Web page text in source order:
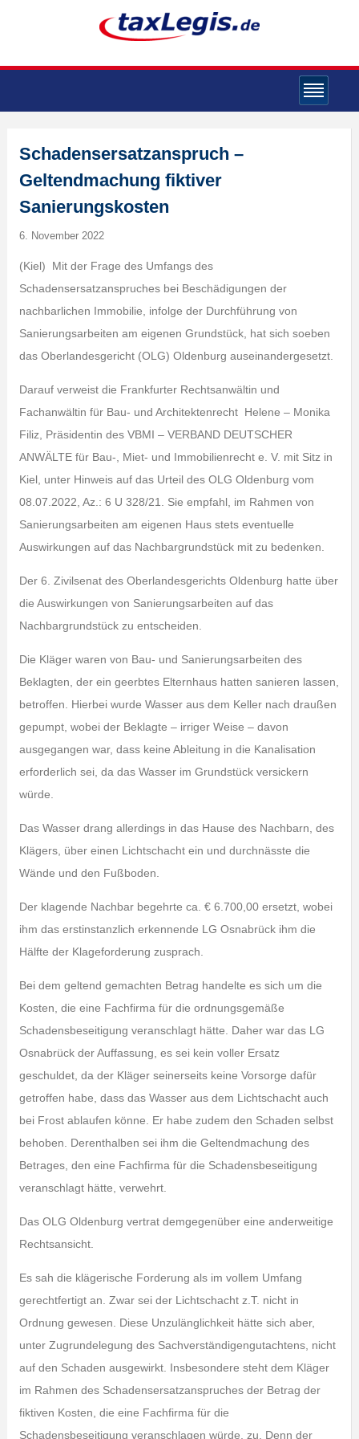
Schadensersatzanspruch –
Geltendmachung fiktiver
Sanierungskosten
6. November 2022
(Kiel) Mit der Frage des Umfangs des
Schadensersatzanspruches bei Beschädigungen der
nachbarlichen Immobilie, infolge der Durchführung von
Sanierungsarbeiten am eigenen Grundstück, hat sich soeben
das Oberlandesgericht (OLG) Oldenburg auseinandergesetzt.
Darauf verweist die Frankfurter Rechtsanwältin und
Fachanwältin für Bau- und Architektenrecht Helene – Monika
Filiz, Präsidentin des VBMI – VERBAND DEUTSCHER
ANWÄLTE für Bau-, Miet- und Immobilienrecht e. V. mit Sitz in
Kiel, unter Hinweis auf das Urteil des OLG Oldenburg vom
08.07.2022, Az.: 6 U 328/21. Sie empfahl, im Rahmen von
Sanierungsarbeiten am eigenen Haus stets eventuelle
Auswirkungen auf das Nachbargrundstück mit zu bedenken.
Der 6. Zivilsenat des Oberlandesgerichts Oldenburg hatte über
die Auswirkungen von Sanierungsarbeiten auf das
Nachbargrundstück zu entscheiden.
Die Kläger waren von Bau- und Sanierungsarbeiten des
Beklagten, der ein geerbtes Elternhaus hatten sanieren lassen,
betroffen. Hierbei wurde Wasser aus dem Keller nach draußen
gepumpt, wobei der Beklagte – irriger Weise – davon
ausgegangen war, dass keine Ableitung in die Kanalisation
erforderlich sei, da das Wasser im Grundstück versickern
würde.
Das Wasser drang allerdings in das Hause des Nachbarn, des
Klägers, über einen Lichtschacht ein und durchnässte die
Wände und den Fußboden.
Der klagende Nachbar begehrte ca. € 6.700,00 ersetzt, wobei
ihm das erstinstanzlich erkennende LG Osnabrück ihm die
Hälfte der Klageforderung zusprach.
Bei dem geltend gemachten Betrag handelte es sich um die
Kosten, die eine Fachfirma für die ordnungsgemäße
Schadensbeseitigung veranschlagt hätte. Daher war das LG
Osnabrück der Auffassung, es sei kein voller Ersatz
geschuldet, da der Kläger seinerseits keine Vorsorge dafür
getroffen habe, dass das Wasser aus dem Lichtschacht auch
bei Frost ablaufen könne. Er habe zudem den Schaden selbst
behoben. Derenthalben sei ihm die Geltendmachung des
Betrages, den eine Fachfirma für die Schadensbeseitigung
veranschlagt hätte, verwehrt.
Das OLG Oldenburg vertrat demgegenüber eine anderweitige
Rechtsansicht.
Es sah die klägerische Forderung als im vollem Umfang
gerechtfertigt an. Zwar sei der Lichtschacht z.T. nicht in
Ordnung gewesen. Diese Unzulänglichkeit hätte sich aber,
unter Zugrundelegung des Sachverständigengutachtens, nicht
auf den Schaden ausgewirkt. Insbesondere steht dem Kläger
im Rahmen des Schadensersatzanspruches der Betrag der
fiktiven Kosten, die eine Fachfirma für die
Schadensbeseitigung veranschlagen würde, zu. Denn der